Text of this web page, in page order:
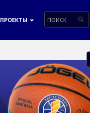
ПРОЕКТЫ